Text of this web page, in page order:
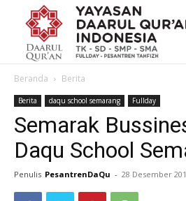
Beranda Berita
Berita daqu school semarang Fullday
Semarak
Daqu School
Penulis PesantrenDaQu - 28 Desember